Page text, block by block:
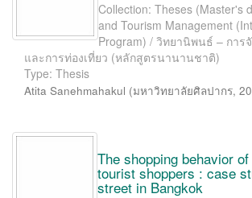
Collection: Theses (Master's
and Tourism Management
Program) / วิทยานิพนธ์ – การ
และการท่องเที่ยว (หลักสูตรนานานชาติ)
Type: Thesis
Atita Sanehmahakul (มหาวิทยาลัยศิลปากร,
The shopping behavior
tourist shoppers : case
street in Bangkok